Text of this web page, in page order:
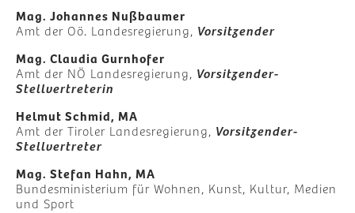
Mag. Johannes Nußbaumer
Amt der Oö. Landesregierung, Vorsitzender
Mag. Claudia Gurnhofer
Amt der NÖ Landesregierung, Vorsitzender-
Stellvertreterin
Helmut Schmid, MA
Amt der Tiroler Landesregierung, Vorsitzender-
Stellvertreter
Mag. Stefan Hahn, MA
Bundesministerium für Wohnen, Kunst, Kultur, Medien
und Sport